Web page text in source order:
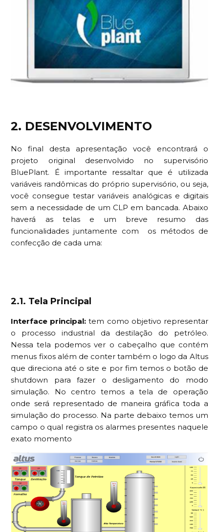
2. DESENVOLVIMENTO
No final desta apresentação você encontrará o
projeto original desenvolvido no supervisório
BluePlant. É importante ressaltar que é utilizada
variáveis randômicas do próprio supervisório, ou seja,
você consegue testar variáveis analógicas e digitais
sem a necessidade de um CLP em bancada. Abaixo
haverá as telas e um breve resumo das
funcionalidades juntamente com os métodos de
confecção de cada uma:
2.1. Tela Principal
Interface principal: tem como objetivo representar
o processo industrial da destilação do petróleo.
Nessa tela podemos ver o cabeçalho que contém
menus fixos além de conter também o logo da Altus
que direciona até o site e por fim temos o botão de
shutdown para fazer o desligamento do modo
simulação. No centro temos a tela de operação
onde será representado de maneira gráfica toda a
simulação do processo. Na parte debaixo temos um
campo o qual registra os alarmes presentes naquele
exato momento